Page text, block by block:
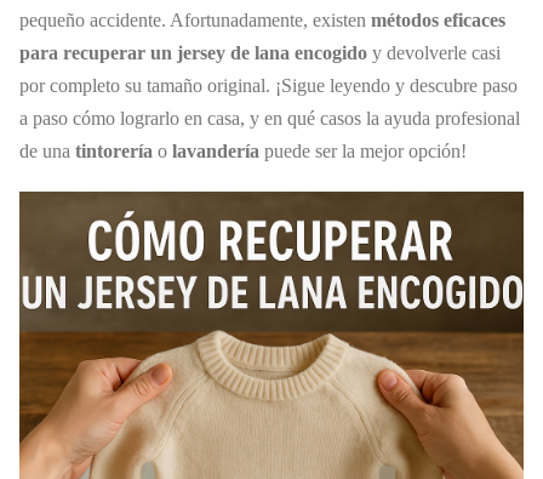
pequeño accidente. Afortunadamente, existen métodos eficaces
para recuperar un jersey de lana encogido y devolverle casi
por completo su tamaño original. ¡Sigue leyendo y descubre paso
a paso cómo lograrlo en casa, y en qué casos la ayuda profesional
de una tintorería o lavandería puede ser la mejor opción!